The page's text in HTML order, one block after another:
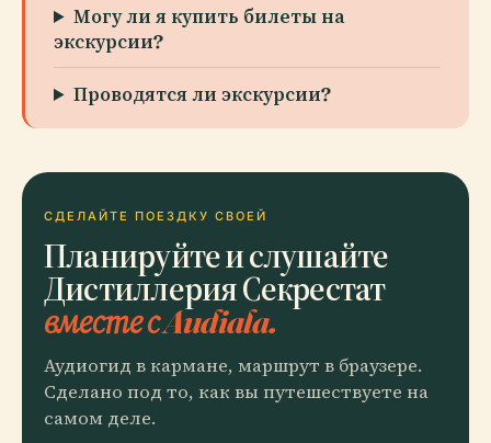
Могу ли я купить билеты на
экскурсии?
Проводятся ли экскурсии?
СДЕЛАЙТЕ ПОЕЗДКУ СВОЕЙ
Планируйте и слушайте
Дистиллерия Секрестат
вместе с Audiala.
Аудиогид в кармане, маршрут в браузере.
Сделано под то, как вы путешествуете на
самом деле.